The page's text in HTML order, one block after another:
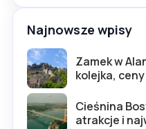
Najnowsze wpisy
Zamek w
kolejka,
Cieśnina
atrakcje i